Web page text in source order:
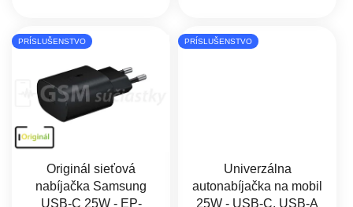
PRÍSLUŠENSTVO
Originál sieťová
nabíjačka Samsung
USB-C 25W - EP-
PRÍSLUŠENSTVO
Univerzálna
autonabíjačka na mobil
25W - USB-C, USB-A